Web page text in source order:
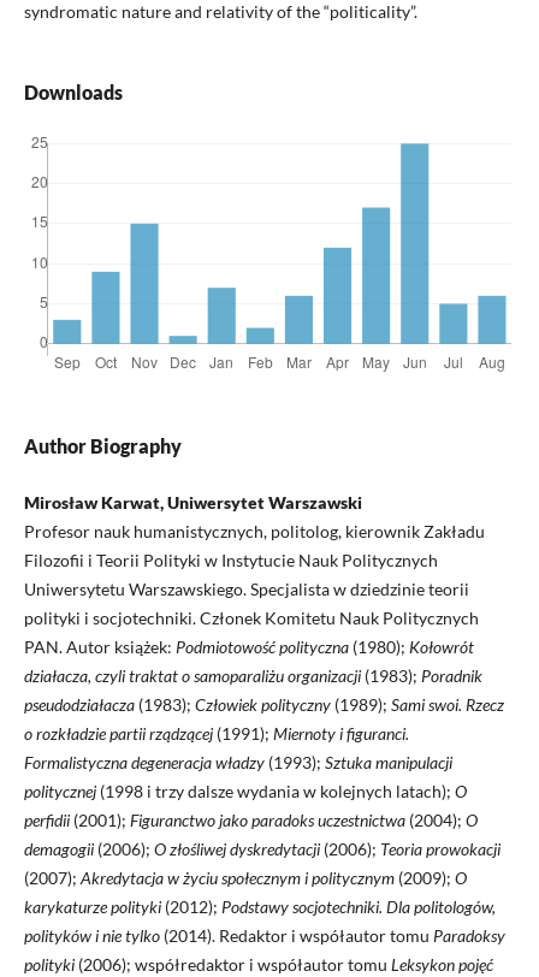
syndromatic nature and relativity of the “politicality”.
Downloads
Author Biography
Mirosław Karwat, Uniwersytet Warszawski
Profesor nauk humanistycznych, politolog, kierownik Zakładu
Filozofii i Teorii Polityki w Instytucie Nauk Politycznych
Uniwersytetu Warszawskiego. Specjalista w dziedzinie teorii
polityki i socjotechniki. Członek Komitetu Nauk Politycznych
PAN. Autor książek: Podmiotowość polityczna(1980); Kołowrót
działacza, czyli traktat o samoparaliżu organizacji(1983); Poradnik
pseudodziałacza(1983); Człowiek polityczny(1989); Sami swoi. Rzecz
o rozkładzie partii rządzącej(1991); Miernoty i figuranci.
Formalistyczna degeneracja władzy(1993); Sztuka manipulacji
politycznej(1998 i trzy dalsze wydania w kolejnych latach); O
perfidii(2001); Figuranctwo jako paradoks uczestnictwa(2004); O
demagogii(2006); O złośliwej dyskredytacji(2006); Teoria prowokacji
(2007); Akredytacja w życiu społecznym i politycznym(2009); O
karykaturze polityki(2012); Podstawy socjotechniki. Dla politologów,
polityków i nie tylko(2014). Redaktor i współautor tomu Paradoksy
polityki(2006); współredaktor i współautor tomu Leksykon pojęć